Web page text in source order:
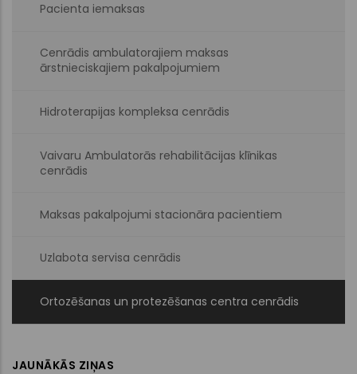
Pacienta iemaksas
Cenrādis ambulatorajiem maksas
ārstnieciskajiem pakalpojumiem
Hidroterapijas kompleksa cenrādis
Vaivaru Ambulatorās rehabilitācijas klīnikas
cenrādis
Maksas pakalpojumi stacionāra pacientiem
Uzlabota servisa cenrādis
Ortozēšanas un protezēšanas centra cenrādis
JAUNĀKĀS ZIŅAS